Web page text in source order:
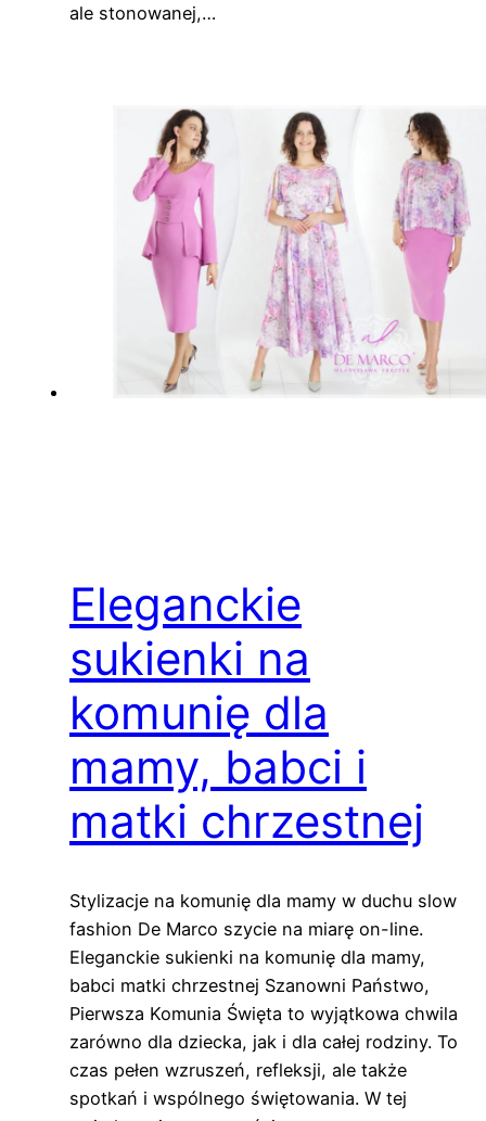
ale stonowanej,…
Eleganckie
sukienki na
komunię dla
mamy, babci i
matki chrzestnej
Stylizacje na komunię dla mamy w duchu slow
fashion De Marco szycie na miarę on-line.
Eleganckie sukienki na komunię dla mamy,
babci matki chrzestnej Szanowni Państwo,
Pierwsza Komunia Święta to wyjątkowa chwila
zarówno dla dziecka, jak i dla całej rodziny. To
czas pełen wzruszeń, refleksji, ale także
spotkań i wspólnego świętowania. W tej